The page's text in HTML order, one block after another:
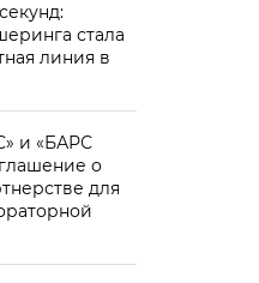
стала
линия в
и «БАРС
о
для